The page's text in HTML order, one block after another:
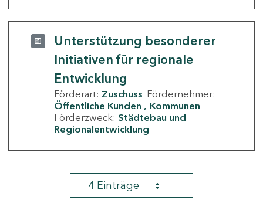
Unterstützung besonderer
Initiativen für regionale
Entwicklung
Förderart: Zuschuss Fördernehmer:
Öffentliche Kunden
Kommunen
Förderzweck: Städtebau und
Regionalentwicklung
4 Einträge